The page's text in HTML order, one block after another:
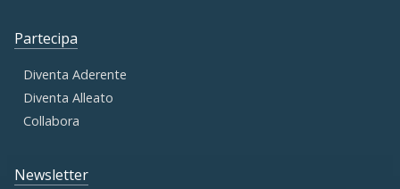
Partecipa
Diventa Aderente
Diventa Alleato
Collabora
Newsletter